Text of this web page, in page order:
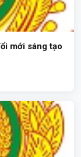
mới sáng tạo